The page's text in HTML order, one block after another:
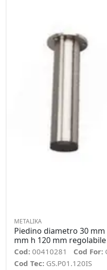
METALIKA
Piedino diametro 30
mm h 120 mm
Cod: 00410281 Cod For:
Cod Tec: GS.P01.120IS